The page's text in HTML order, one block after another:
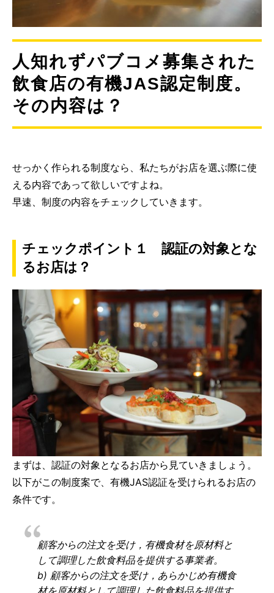
人知れずパブコメ募集された
飲食店の有機JAS認定制度。
その内容は？
せっかく作られる制度なら、私たちがお店を選ぶ際に使
える内容であって欲しいですよね。
早速、制度の内容をチェックしていきます。
チェックポイント１ 認証の対象とな
るお店は？
まずは、認証の対象となるお店から見ていきましょう。
以下がこの制度案で、有機JAS認証を受けられるお店の
条件です。
顧客からの注文を受け，有機食材を原材料と
して調理した飲食料品を提供する事業者。
b) 顧客からの注文を受け，あらかじめ有機食
材を原材料として調理した飲食料品を提供す